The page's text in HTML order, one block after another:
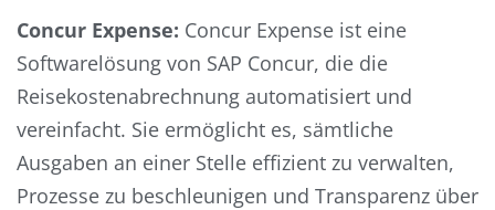
Concur Expense: Concur Expense ist eine
Softwarelösung von SAP Concur, die die
Reisekostenabrechnung automatisiert und
vereinfacht. Sie ermöglicht es, sämtliche
Ausgaben an einer Stelle effizient zu verwalten,
Prozesse zu beschleunigen und Transparenz über